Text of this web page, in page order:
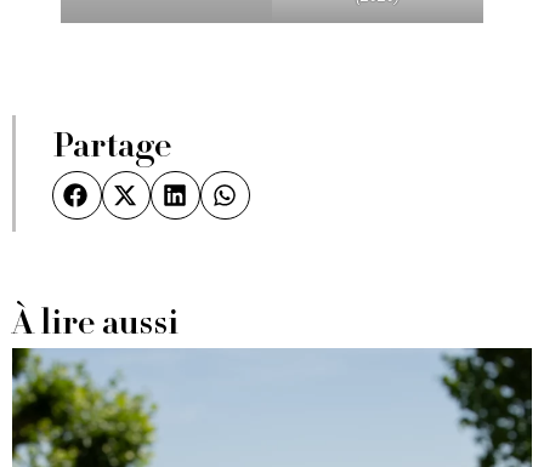
Partage
À lire aussi